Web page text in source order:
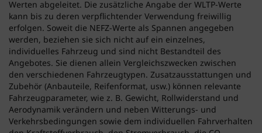
Werten abgeleitet. Die zusätzliche Angabe der WLTP-Werte
kann bis zu deren verpflichtender Verwendung freiwillig
erfolgen. Soweit die NEFZ-Werte als Spannen angegeben
werden, beziehen sie sich nicht auf ein einzelnes,
individuelles Fahrzeug und sind nicht Bestandteil des
Angebotes. Sie dienen allein Vergleichszwecken zwischen
den verschiedenen Fahrzeugtypen. Zusatzausstattungen und
Zubehör (Anbauteile, Reifenformat, usw.) können relevante
Fahrzeugparameter, wie z. B. Gewicht, Rollwiderstand und
Aerodynamik verändern und neben Witterungs- und
Verkehrsbedingungen sowie dem individuellen Fahrverhalten